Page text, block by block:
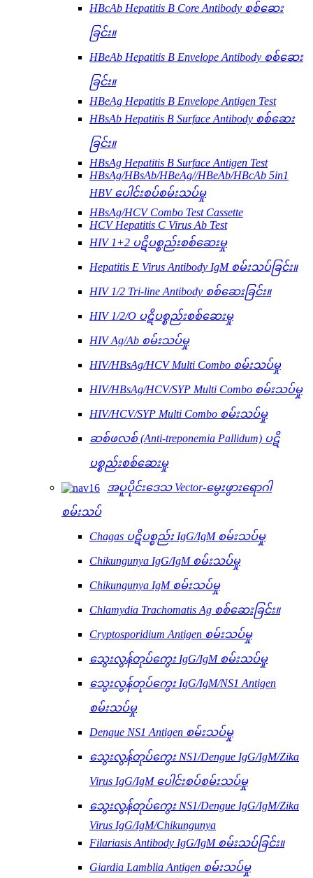
HBcAb Hepatitis B Core Antibody စစ်ဆေး
ခြင်း။
HBeAb Hepatitis B Envelope Antibody စစ်ဆေး
ခြင်း။
HBeAg Hepatitis B Envelope Antigen Test
HBsAb Hepatitis B Surface Antibody စစ်ဆေး
ခြင်း။
HBsAg Hepatitis B Surface Antigen Test
HBsAg/HBsAb/HBeAg//HBeAb/HBcAb 5in1
HBV ပေါင်းစပ်စမ်းသပ်မှု
HBsAg/HCV Combo Test Cassette
HCV Hepatitis C Virus Ab Test
HIV 1+2 ပဋိပစ္စည်းစစ်ဆေးမှု
Hepatitis E Virus Antibody IgM စမ်းသပ်ခြင်း။
HIV 1/2 Tri-line Antibody စစ်ဆေးခြင်း။
HIV 1/2/O ပဋိပစ္စည်းစစ်ဆေးမှု
HIV Ag/Ab စမ်းသပ်မှု
HIV/HBsAg/HCV Multi Combo စမ်းသပ်မှု
HIV/HBsAg/HCV/SYP Multi Combo စမ်းသပ်မှု
HIV/HCV/SYP Multi Combo စမ်းသပ်မှု
ဆစ်ဖလစ် (Anti-treponemia Pallidum) ပဋိ
ပစ္စည်းစစ်ဆေးမှု
အပူပိုင်းဒေသ Vector-မွေးဖွားရောဂါ
စမ်းသပ်
Chagas ပဋိပစ္စည်း IgG/IgM စမ်းသပ်မှု
Chikungunya IgG/IgM စမ်းသပ်မှု
Chikungunya IgM စမ်းသပ်မှု
Chlamydia Trachomatis Ag စစ်ဆေးခြင်း။
Cryptosporidium Antigen စမ်းသပ်မှု
သွေးလွန်တုပ်ကွေး IgG/IgM စမ်းသပ်မှု
သွေးလွန်တုပ်ကွေး IgG/IgM/NS1 Antigen
စမ်းသပ်မှု
Dengue NS1 Antigen စမ်းသပ်မှု
သွေးလွန်တုပ်ကွေး NS1/Dengue IgG/IgM/Zika
Virus IgG/IgM ပေါင်းစပ်စမ်းသပ်မှု
သွေးလွန်တုပ်ကွေး NS1/Dengue IgG/IgM/Zika
Virus IgG/IgM/Chikungunya
Filariasis Antibody IgG/IgM စမ်းသပ်ခြင်း။
Giardia Lamblia Antigen စမ်းသပ်မှု